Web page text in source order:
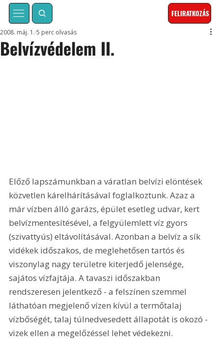
FELIRATKOZÁS
Belvízvédelem II.
2008. máj. 1. 5 perc olvasás
Előző lapszámunkban a váratlan belvízi elöntések
közvetlen kárelhárításával foglalkoztunk. Azaz a
már vízben álló garázs, épület esetleg udvar, kert
belvízmentesítésével, a felgyülemlett víz gyors
(szivattyús) eltávolításával. Azonban a belvíz a sík
vidékek időszakos, de meglehetősen tartós és
viszonylag nagy területre kiterjedő jelensége,
sajátos vízfajtája. A tavaszi időszakban
rendszeresen jelentkező - a felszínen szemmel
láthatóan megjelenő vízen kívül a termőtalaj
vízbőségét, talaj túlnedvesedett állapotát is okozó -
vizek ellen a megelőzéssel lehet védekezni.